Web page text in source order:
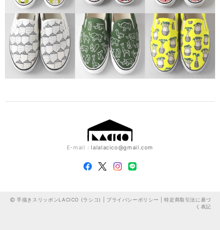
E-mail：lalalacico@gmail.com
手描きスリッポンLACICO (ラシコ) | プライバシーポリシー |特定商取引法に基づ
く表記